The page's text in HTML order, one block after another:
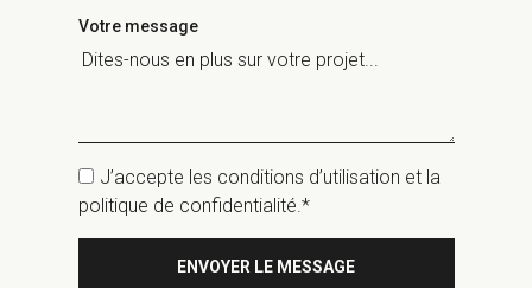
Votre message
J’accepte les conditions d’utilisation et la
politique de confidentialité.*
ENVOYER LE MESSAGE